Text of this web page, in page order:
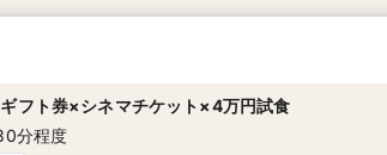
〜
〜
〜
〜
ギフト券×シネマチケット×4万円試食
分程度